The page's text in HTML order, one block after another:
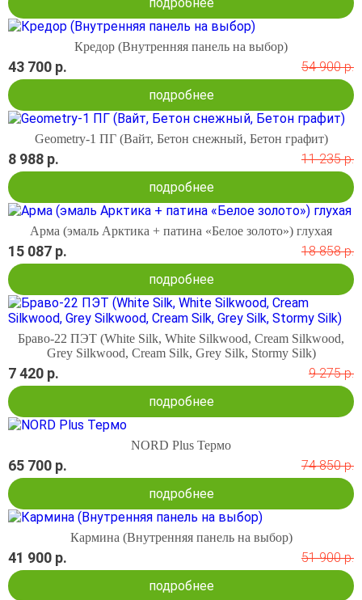
Кредор (Внутренняя панель на выбор)
43 700 р.
54 900 р.
подробнее
Geometry-1 ПГ (Вайт, Бетон снежный, Бетон графит)
8 988 р.
11 235 р.
подробнее
Арма (эмаль Арктика + патина «Белое золото») глухая
15 087 р.
18 858 р.
подробнее
Браво-22 ПЭТ (White Silk, White Silkwood, Cream Silkwood,
Grey Silkwood, Cream Silk, Grey Silk, Stormy Silk)
7 420 р.
9 275 р.
подробнее
NORD Plus Термо
65 700 р.
74 850 р.
подробнее
Кармина (Внутренняя панель на выбор)
41 900 р.
51 900 р.
подробнее